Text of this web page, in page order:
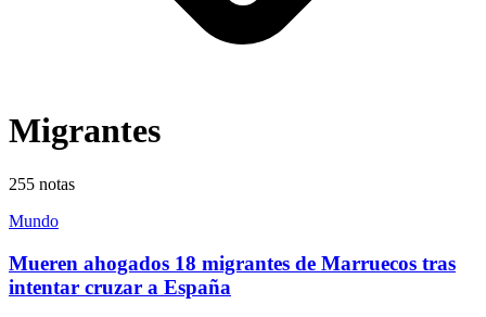
Migrantes
255 notas
Mundo
Mueren ahogados 18 migrantes de Marruecos tras
intentar cruzar a España